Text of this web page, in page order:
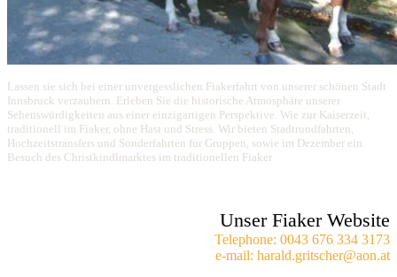
Lassen sie sich bei einer unvergesslichen Fiakerfahrt von unserer schönen Stadt
Innsbruck verzaubern. Erleben Sie die historische Atmosphäre unserer
Sehenswürdigkeiten aus einer einzigartigen Perspektive. Wie zur Kaiserzeit,
traditionell im Fiaker, ohne Hast und Stress. Wir bieten Stadtrundfahrten,
Hochzeitstransfers und Sonderfahrten für Gruppen, sowie im Dezember ein
Besuch des Christkindlmarktes im traditionellen Fiaker
Unser Fiaker Website
Telephone: 0043 676 334 3173
e-mail: harald.gritscher@aon.at